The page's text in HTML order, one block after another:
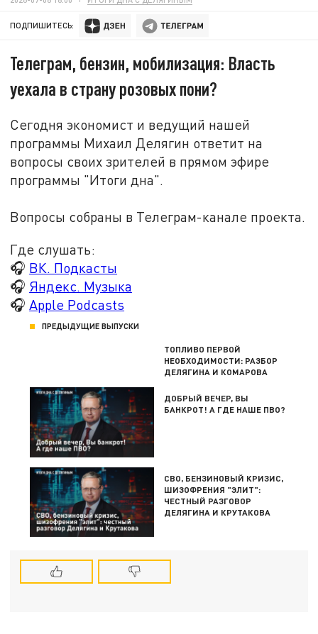
ПОДПИШИТЕСЬ:
Телеграм, бензин, мобилизация: Власть
уехала в страну розовых пони?
Сегодня экономист и ведущий нашей
программы Михаил Делягин ответит на
вопросы своих зрителей в прямом эфире
программы "Итоги дна".
Вопросы собраны в Телеграм-канале проекта.
Где слушать:
🎧 ВК. Подкасты
🎧 Яндекс. Музыка
🎧 Apple Podcasts
ПРЕДЫДУЩИЕ ВЫПУСКИ
ТОПЛИВО ПЕРВОЙ
НЕОБХОДИМОСТИ: РАЗБОР
ДЕЛЯГИНА И КОМАРОВА
ДОБРЫЙ ВЕЧЕР, ВЫ
БАНКРОТ! А ГДЕ НАШЕ ПВО?
СВО, БЕНЗИНОВЫЙ КРИЗИС,
ШИЗОФРЕНИЯ "ЭЛИТ":
ЧЕСТНЫЙ РАЗГОВОР
ДЕЛЯГИНА И КРУТАКОВА